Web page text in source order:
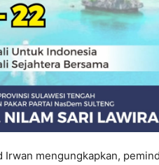
Irwan mengungkapkan,